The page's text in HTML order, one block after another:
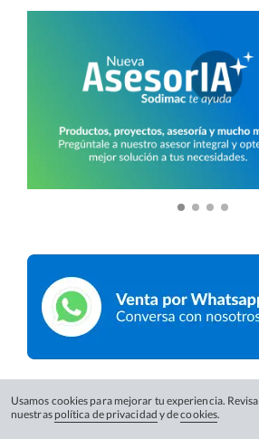
Usamos cookies para mejorar tu experiencia. Revisa
nuestras política de privacidad y decookies.